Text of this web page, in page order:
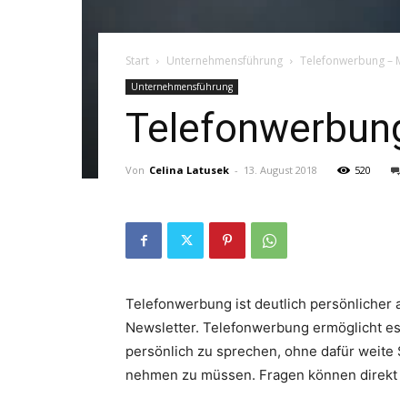
Start Unternehmensführung Telefonwerbung –
Unternehmensführung
Von Celina Latusek - 13. August 2018 520
Telefonwerbung ist deutlich persönlicher
Newsletter. Telefonwerbung ermöglicht
persönlich zu sprechen, ohne dafür
nehmen zu müssen. Fragen können